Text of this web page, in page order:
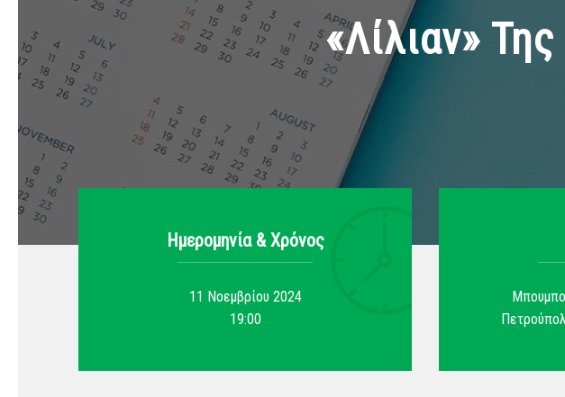
«Λίλιαν»
Ημερομηνία & Xρόνος
11 Νοεμβρίου 2024
19:00